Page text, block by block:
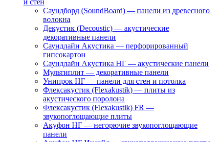
и стен
Саундборд (SoundBoard) — панели из древесного
волокна
Декустик (Decoustic) — акустические
декоративные панели
Саундлайн Акустика — перфорированный
гипсокартон
Саундлайн Акустика НГ — акустические панели
Мультиплит — декоративные панели
Унипрок НГ — панели для стен и потолка
Флексакустик (Flexakustik) — плиты из
акустического поролона
Флексакустик (Flexakustik) FR —
звукопоглощающие плиты
Акуфон НГ — негорючие звукопоглощающие
панели